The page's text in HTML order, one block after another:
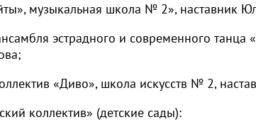
музыкальная школа № 2», наставник
эстрадного и современного танца
«Диво», школа искусств № 2,
коллектив» (детские сады):